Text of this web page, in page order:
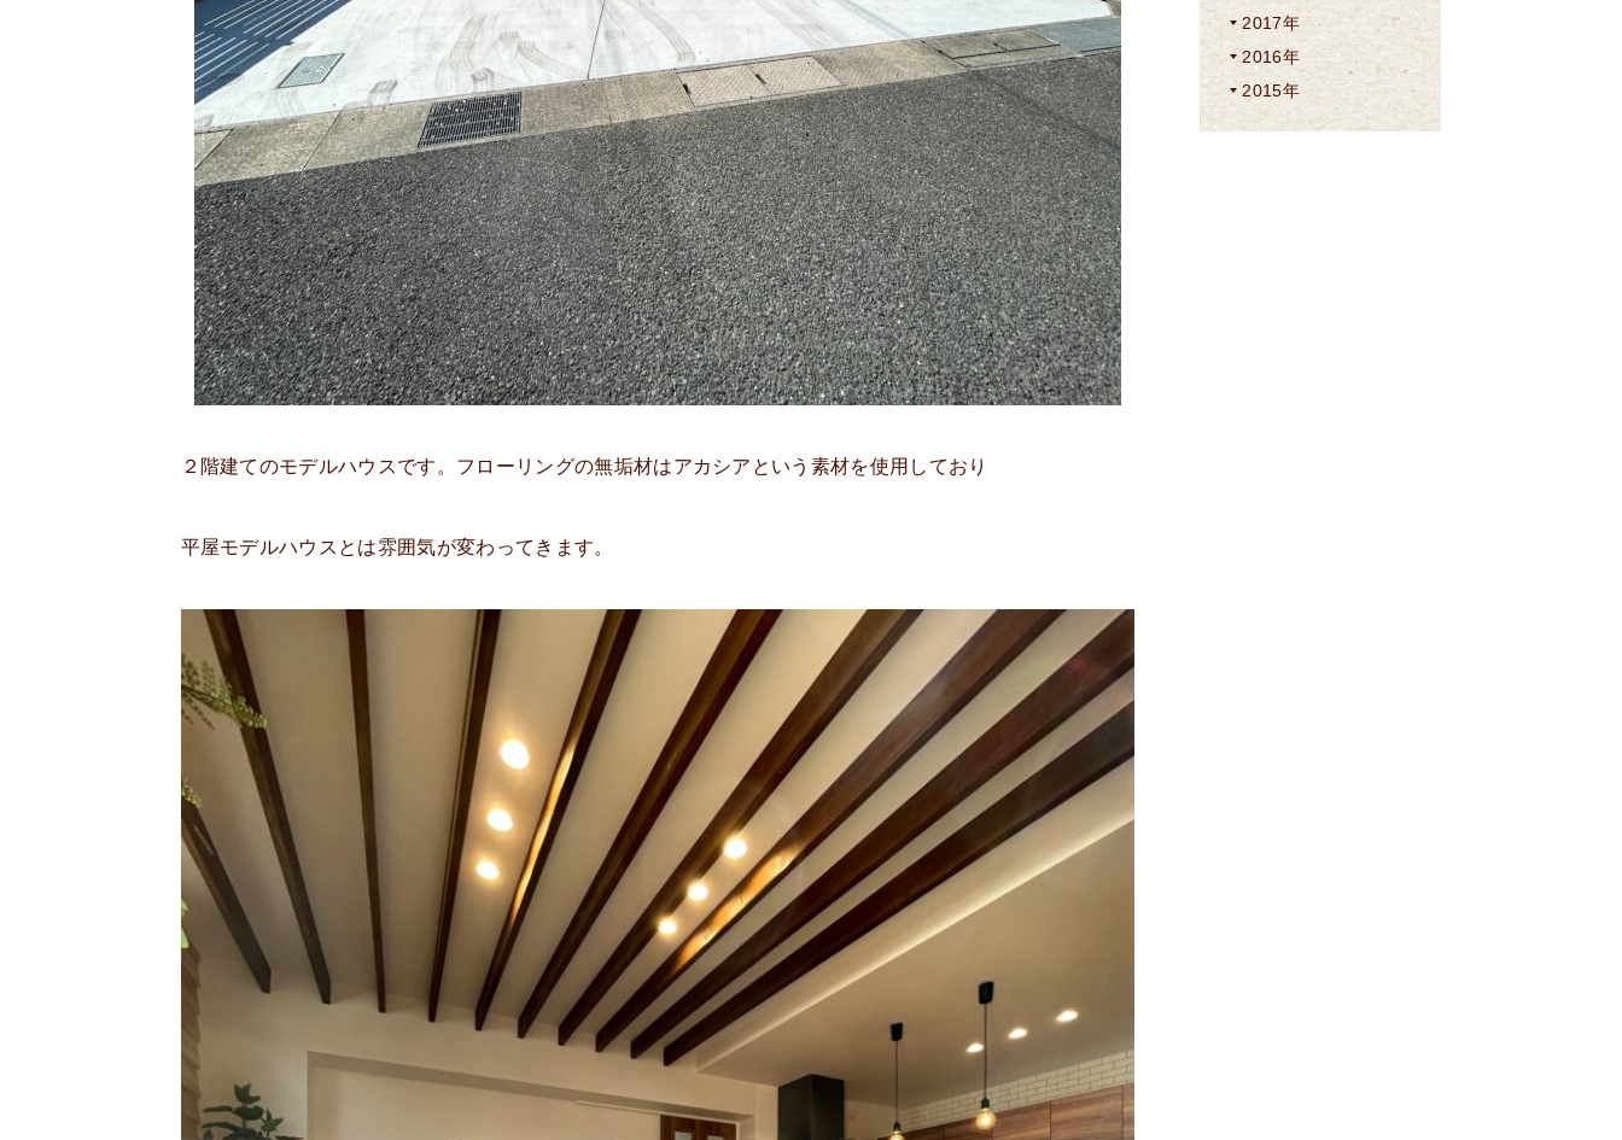
２階建てのモデルハウスです。フローリングの無垢材はアカシアという素材を使用しており
平屋モデルハウスとは雰囲気が変わってきます。
2017年
2016年
2015年